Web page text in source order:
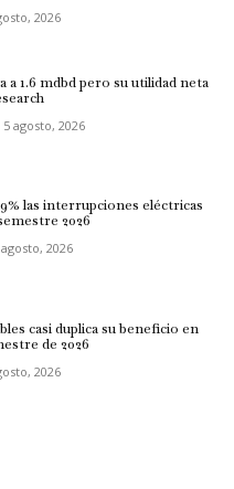
2026
a 1.6 mdbd pero su utilidad neta
5 agosto, 2026
las interrupciones eléctricas
2026
2026
casi duplica su beneficio en
de 2026
2026